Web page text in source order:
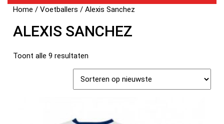
Home /Voetballers / Alexis Sanchez
ALEXIS SANCHEZ
Toont alle 9 resultaten